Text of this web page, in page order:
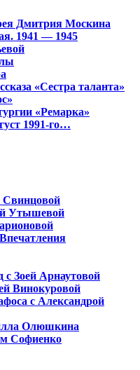
Дмитрия Москина
1941 — 1945
«Сестра таланта»
«Ремарка»
1991-го…
Свинцовой
Утышевой
Зоей Арнаутовой
Винокуровой
с Александрой
Олюшкина
Софиенко